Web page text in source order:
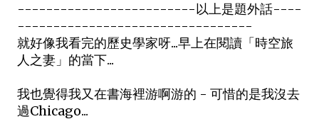
-------------------------以上是題外話----
---------------------------------
就好像我看完的歷史學家呀...早上在閱讀「時空旅
人之妻」的當下...
我也覺得我又在書海裡游啊游的 - 可惜的是我沒去
過Chicago...